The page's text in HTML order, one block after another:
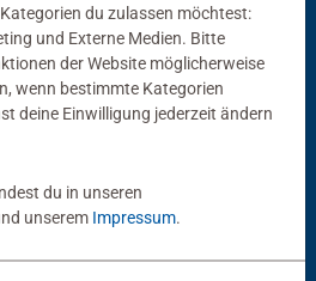
von 5 Sternen.
Puzzle-Rahmen, schwarz
Puzzlezubehör
du zulassen möchtest:
und Externe Medien. Bitte
der Website möglicherweise
wenn bestimmte Kategorien
deine Einwilligung jederzeit ändern
du in unseren
unserem Impressum.